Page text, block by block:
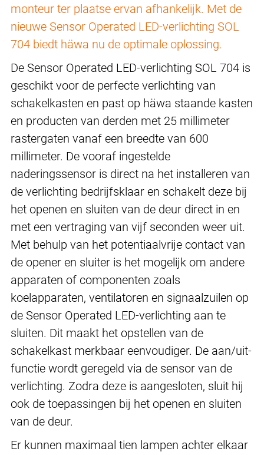
monteur ter plaatse ervan afhankelijk. Met de
nieuwe Sensor Operated LED-verlichting SOL
704 biedt häwa nu de optimale oplossing.
De Sensor Operated LED-verlichting SOL 704 is
geschikt voor de perfecte verlichting van
schakelkasten en past op häwa staande kasten
en producten van derden met 25 millimeter
rastergaten vanaf een breedte van 600
millimeter. De vooraf ingestelde
naderingssensor is direct na het installeren van
de verlichting bedrijfsklaar en schakelt deze bij
het openen en sluiten van de deur direct in en
met een vertraging van vijf seconden weer uit.
Met behulp van het potentiaalvrije contact van
de opener en sluiter is het mogelijk om andere
apparaten of componenten zoals
koelapparaten, ventilatoren en signaalzuilen op
de Sensor Operated LED-verlichting aan te
sluiten. Dit maakt het opstellen van de
schakelkast merkbaar eenvoudiger. De aan/uit-
functie wordt geregeld via de sensor van de
verlichting. Zodra deze is aangesloten, sluit hij
ook de toepassingen bij het openen en sluiten
van de deur.
Er kunnen maximaal tien lampen achter elkaar